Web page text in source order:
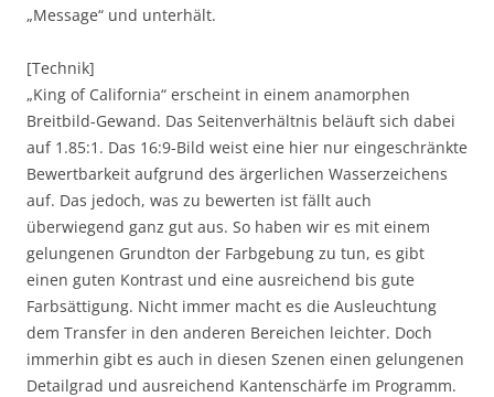
„Message“ und unterhält.
[Technik]
„King of California“ erscheint in einem anamorphen
Breitbild-Gewand. Das Seitenverhältnis beläuft sich dabei
auf 1.85:1. Das 16:9-Bild weist eine hier nur eingeschränkte
Bewertbarkeit aufgrund des ärgerlichen Wasserzeichens
auf. Das jedoch, was zu bewerten ist fällt auch
überwiegend ganz gut aus. So haben wir es mit einem
gelungenen Grundton der Farbgebung zu tun, es gibt
einen guten Kontrast und eine ausreichend bis gute
Farbsättigung. Nicht immer macht es die Ausleuchtung
dem Transfer in den anderen Bereichen leichter. Doch
immerhin gibt es auch in diesen Szenen einen gelungenen
Detailgrad und ausreichend Kantenschärfe im Programm.